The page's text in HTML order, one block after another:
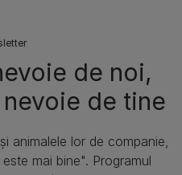
de noi,
de tine
animalele lor de companie,
mai bine". Programul